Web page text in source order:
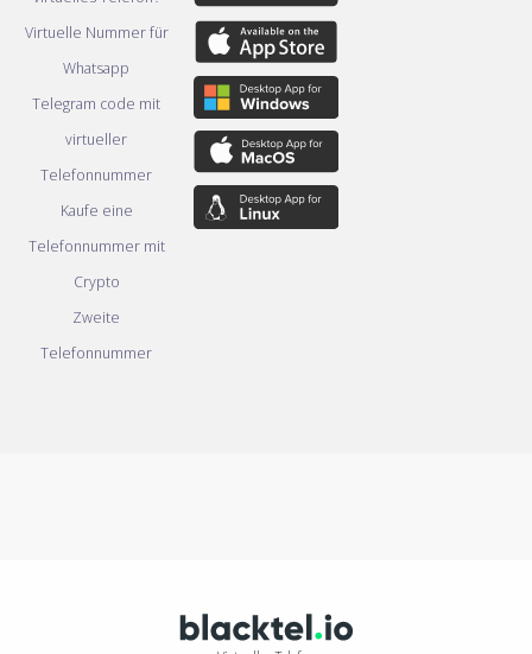
Virtuelle Nummer für
Whatsapp
Telegram code mit
virtueller
Telefonnummer
Kaufe eine
Telefonnummer mit
Crypto
Zweite
Telefonnummer